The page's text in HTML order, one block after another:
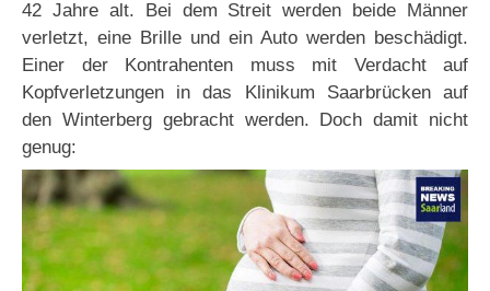
42 Jahre alt. Bei dem Streit werden beide Männer
verletzt, eine Brille und ein Auto werden beschädigt.
Einer der Kontrahenten muss mit Verdacht auf
Kopfverletzungen in das Klinikum Saarbrücken auf
den Winterberg gebracht werden. Doch damit nicht
genug: